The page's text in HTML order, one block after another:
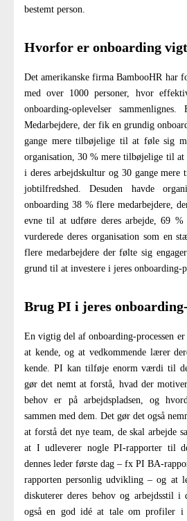
bestemt person.
Hvorfor er onboarding
Det amerikanske firma BambooHR har
med over 1000 personer, hvor
onboarding-oplevelser sammenlignes.
Medarbejdere, der fik en grundig
gange mere tilbøjelige til at føle sig
organisation, 30 % mere tilbøjelige til
i deres arbejdskultur og 30 gange
jobtilfredshed. Desuden havde
onboarding 38 % flere medarbejdere,
evne til at udføre deres arbejde, 69 %
vurderede deres organisation som en
flere medarbejdere der følte sig
grund til at investere i jeres onboarding-
Brug PI i jeres
En vigtig del af onboarding-processen
at kende, og at vedkommende lærer
kende. PI kan tilføje enorm værdi til
gør det nemt at forstå, hvad der
behov er på arbejdspladsen, og
sammen med dem. Det gør det også
at forstå det nye team, de skal arbejde
at I udleverer nogle PI-rapporter til
dennes leder første dag – fx PI BA-
rapporten personlig udvikling – og at
diskuterer deres behov og arbejdsstil
også en god idé at tale om profiler i